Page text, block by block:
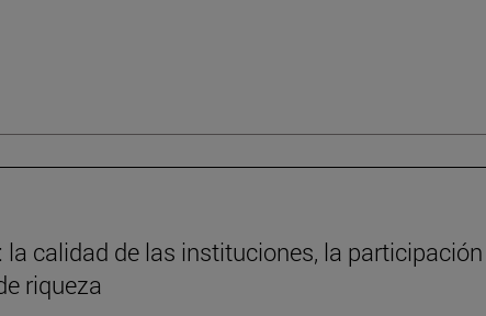
la calidad de las instituciones, la
riqueza